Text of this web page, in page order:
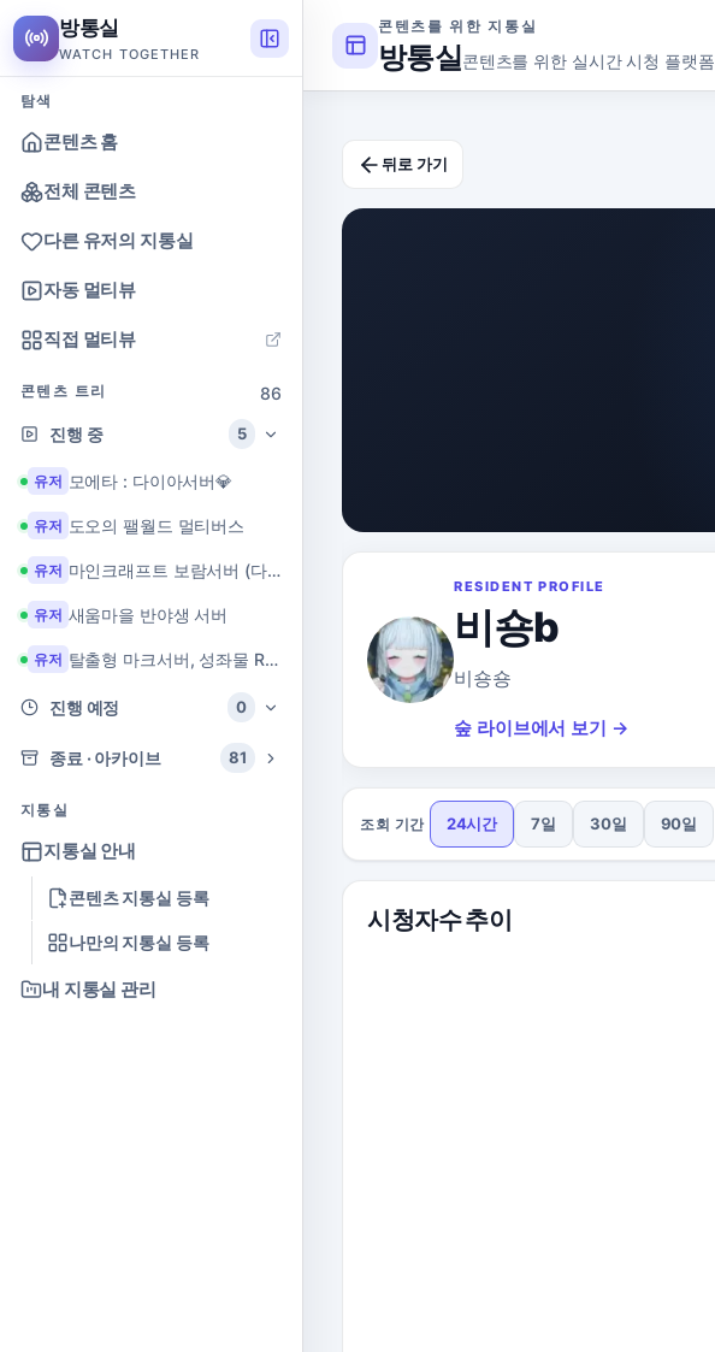
방통실
WATCH TOGETHER
탐색
콘텐츠 홈
전체 콘텐츠
다른 유저의 지통실
자동 멀티뷰
직접 멀티뷰
콘텐츠 트리
86
진행 중
5
유저 모에타 : 다이아서버💎
유저 도오의 팰월드 멀티버스
유저 마인크래프트 보람서버 (다이아 + 힐링 서버)
유저 새움마을 반야생 서버
유저 탈출형 마크서버, 성좌물 RPG 마크서버
진행 예정 0
종료 · 아카이브 81
지통실
지통실 안내
콘텐츠 지통실 등록
나만의 지통실 등록
내 지통실 관리
콘텐츠를 위한 지통실
방통실콘텐츠를 위한 실시간 시청 플랫폼
뒤로 가기
RESIDENT PROFILE
비숑b
비숑숑
숲 라이브에서 보기 →
조회 기간 24시간 7일 30일 90일
시청자수 추이